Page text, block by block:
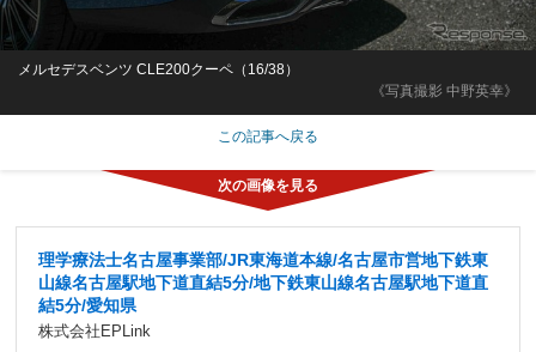
《写真撮影 中野英幸》
メルセデスベンツ CLE200クーペ（16/38）
この記事へ戻る
理学療法士名古屋事業部/JR東海道本線/名古屋市営地下鉄東
山線名古屋駅地下道直結5分/地下鉄東山線名古屋駅地下道直
結5分/愛知県
株式会社EPLink